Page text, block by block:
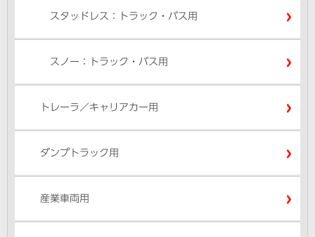
スタッドレス：トラック・バス用
スノー：トラック・バス用
トレーラ／キャリアカー用
ダンプトラック用
産業車両用